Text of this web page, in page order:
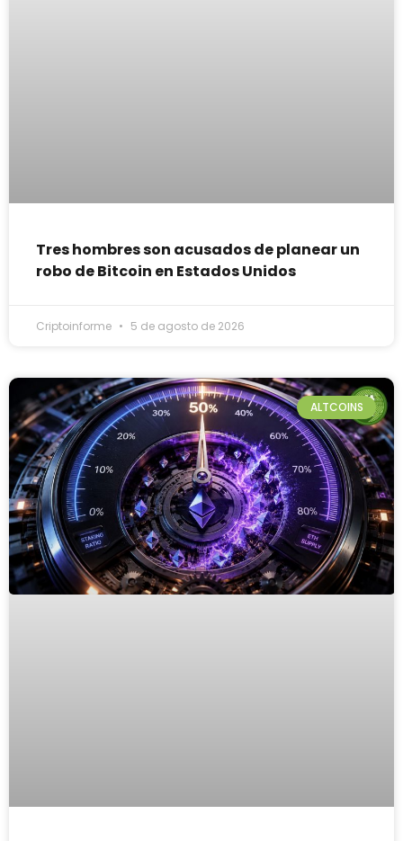
Tres hombres son acusados de planear un
robo de Bitcoin en Estados Unidos
Criptoinforme 5 de agosto de 2026
ALTCOINS